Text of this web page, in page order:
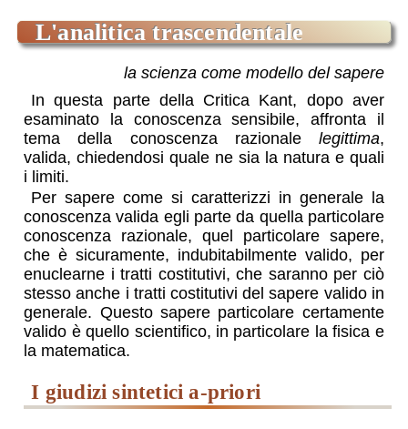
l'analitica trascendentale
la scienza come modello del sapere
In questa parte della Critica Kant, dopo aver
esaminato la conoscenza sensibile, affronta il
tema della conoscenza razionale legittima,
valida, chiedendosi quale ne sia la natura e quali
i limiti.
Per sapere come si caratterizzi in generale la
conoscenza valida egli parte da quella particolare
conoscenza razionale, quel particolare sapere,
che è sicuramente, indubitabilmente valido, per
enuclearne i tratti costitutivi, che saranno per ciò
stesso anche i tratti costitutivi del sapere valido in
generale. Questo sapere particolare certamente
valido è quello scientifico, in particolare la fisica e
la matematica.
i giudizi sintetici a-priori